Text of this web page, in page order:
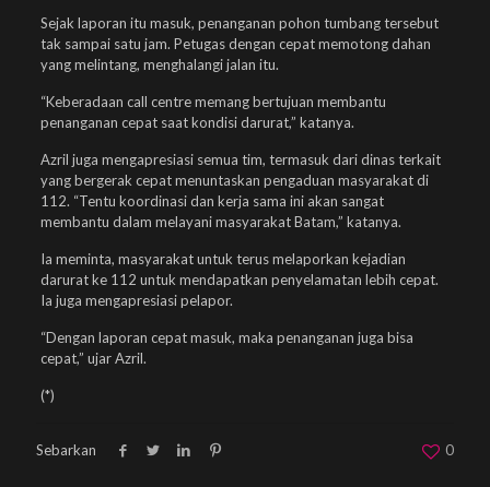
Sejak laporan itu masuk, penanganan pohon tumbang tersebut
tak sampai satu jam. Petugas dengan cepat memotong dahan
yang melintang, menghalangi jalan itu.
“Keberadaan call centre memang bertujuan membantu
penanganan cepat saat kondisi darurat,” katanya.
Azril juga mengapresiasi semua tim, termasuk dari dinas terkait
yang bergerak cepat menuntaskan pengaduan masyarakat di
112. “Tentu koordinasi dan kerja sama ini akan sangat
membantu dalam melayani masyarakat Batam,” katanya.
Ia meminta, masyarakat untuk terus melaporkan kejadian
darurat ke 112 untuk mendapatkan penyelamatan lebih cepat.
Ia juga mengapresiasi pelapor.
“Dengan laporan cepat masuk, maka penanganan juga bisa
cepat,” ujar Azril.
(*)
Sebarkan 0